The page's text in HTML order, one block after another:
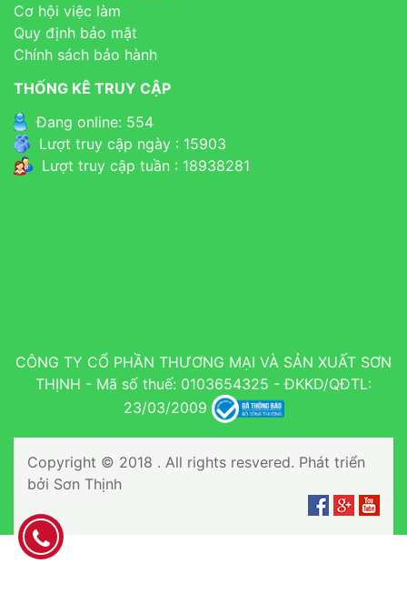
Cơ hội việc làm
Quy định bảo mật
Chính sách bảo hành
THỐNG KÊ TRUY CẬP
Đang online: 554
Lượt truy cập ngày : 15903
Lượt truy cập tuần : 18938281
CÔNG TY CỔ PHẦN THƯƠNG MẠI VÀ SẢN XUẤT SƠN
THỊNH - Mã số thuế: 0103654325 - ĐKKD/QĐTL:
23/03/2009
Copyright © 2018 . All rights resvered. Phát triển
bởi Sơn Thịnh